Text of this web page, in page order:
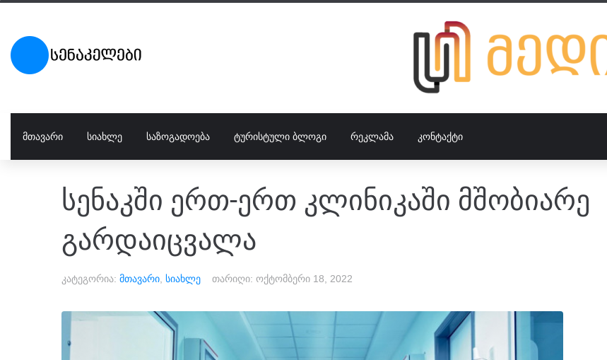
ᲛᲗᲐᲕᲐᲠᲘ ᲡᲘᲐᲮᲚᲔ ᲡᲐᲖᲝᲒᲐᲓᲝᲔᲑᲐ ᲢᲣᲠᲘᲡᲢᲣᲚᲘ ᲑᲚᲝᲒᲘ ᲠᲔᲙᲚᲐᲛᲐ ᲙᲝᲜᲢᲐᲥᲢᲘ
სენაკში ერთ-ერთ კლინიკაში მშობიარე
გარდაიცვალა
კატეგორია: მთავარი სიახლე თარიღი: ოქტომბერი 18, 2022